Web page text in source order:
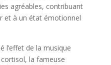
agréables, contribuant
et à un état émotionnel
l’effet de la musique
la fameuse